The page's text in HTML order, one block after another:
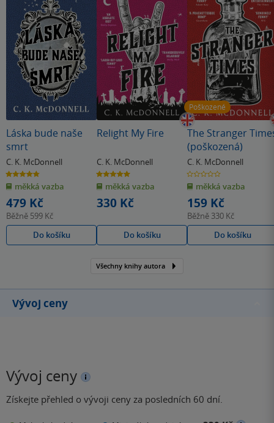
Láska bude naše
smrt
C. K. McDonnell
4.8
z
5
hvězdiček
měkká vazba
479 Kč
Běžně 599 Kč
Do košíku
Relight My Fire
C. K. McDonnell
5.0
z
5
hvězdiček
měkká vazba
330 Kč
Do košíku
Poškozené
The Stranger
(poškozená)
C. K. McDonnell
0.0
z
5
hvězdiček
měkká vazba
159 Kč
Běžně 330 Kč
Do košíku
Všechny knihy autora
Vývoj ceny
Vývoj ceny
Získejte přehled o vývoji ceny za posledních 60 dní.